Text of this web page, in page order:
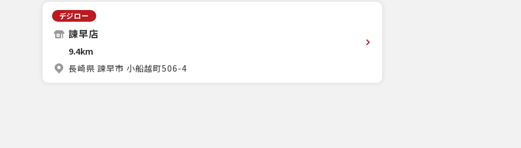
デジロー
諫早店
9.4km
長崎県 諫早市 小船越町506-4